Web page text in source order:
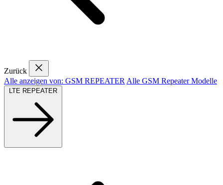
Zurück
Alle anzeigen von: GSM REPEATER Alle GSM Repeater Modelle
LTE REPEATER